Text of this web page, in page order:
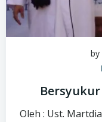
by
Oleh : Ust.